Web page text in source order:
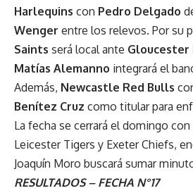
Harlequins con Pedro Delgado
Wenger entre los relevos. Por su
Saints será local ante Gloucester
Matías Alemanno integrará el
Además, Newcastle Red Bulls
Benítez Cruz como titular para
La fecha se cerrará el domingo
Leicester Tigers y Exeter Chiefs,
Joaquín Moro buscará sumar
RESULTADOS – FECHA N°17